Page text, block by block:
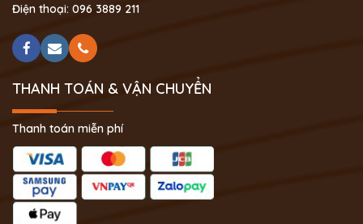
Điện thoại: 096 3889 211
THANH TOÁN & VẬN CHUYỂN
Thanh toán miễn phí